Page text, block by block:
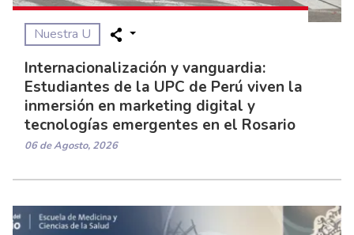
Nuestra U
Internacionalización y vanguardia:
Estudiantes de la UPC de Perú viven la
inmersión en marketing digital y
tecnologías emergentes en el Rosario
06 de Agosto, 2026